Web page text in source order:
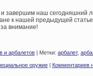
завершим наш сегодняшний
к нашей предыдущей
внимание!
и арбалетов | Метки: арбалет,
оружие | Комментариев